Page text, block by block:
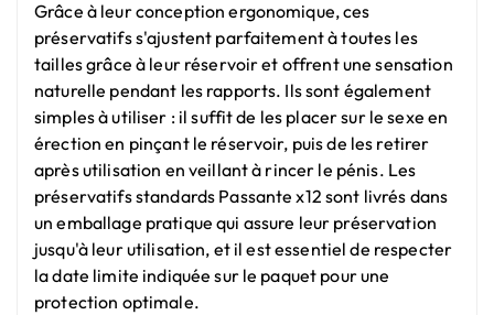
Grâce à leur conception ergonomique, ces
préservatifs s'ajustent parfaitement à toutes les
tailles grâce à leur réservoir et offrent une sensation
naturelle pendant les rapports. Ils sont également
simples à utiliser : il suffit de les placer sur le sexe en
érection en pinçant le réservoir, puis de les retirer
après utilisation en veillant à rincer le pénis. Les
préservatifs standards Passante x12 sont livrés dans
un emballage pratique qui assure leur préservation
jusqu'à leur utilisation, et il est essentiel de respecter
la date limite indiquée sur le paquet pour une
protection optimale.